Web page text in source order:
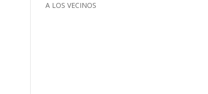
A LOS VECINOS